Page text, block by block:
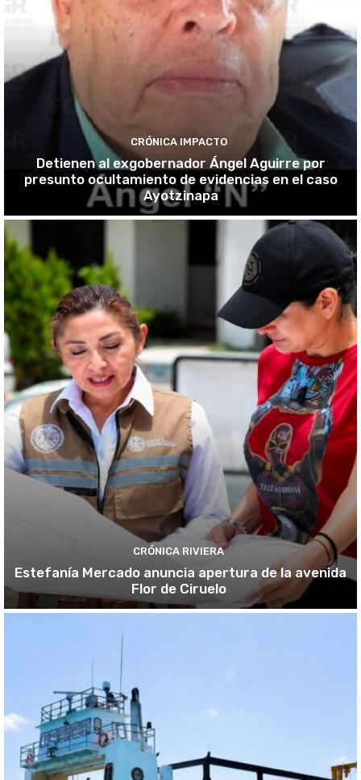
CRÓNICA IMPACTO
Detienen al exgobernador Ángel Aguirre por
presunto ocultamiento de evidencias en el caso
Ayotzinapa
CRÓNICA RIVIERA
Estefanía Mercado anuncia apertura de la avenida
Flor de Ciruelo